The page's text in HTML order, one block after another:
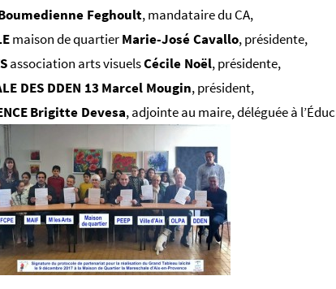
Feghoult, mandataire du CA,
maison de quartierMarie-José Cavallo, présidente,
association arts visuelsCécile Noël, présidente,
DES DDEN 13Marcel Mougin, président,
Brigitte Devesa, adjointe au maire, déléguée à